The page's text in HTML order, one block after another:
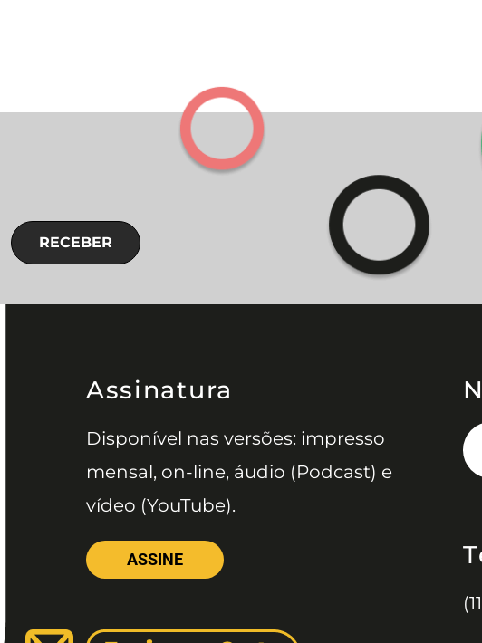
RECEBER
Assinatura
Disponível nas versões: impresso
mensal, on-line, áudio (Podcast) e
vídeo (YouTube).
ASSINE